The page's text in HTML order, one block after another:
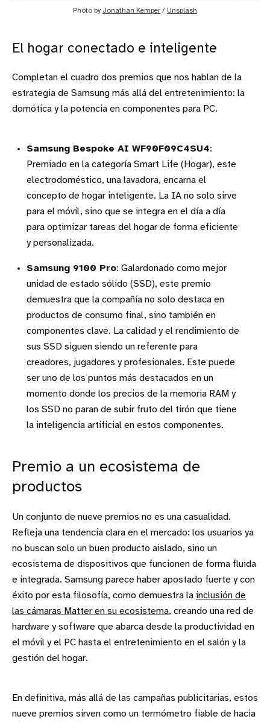
Photo by Jonathan Kemper / Unsplash
El hogar conectado e inteligente
Completan el cuadro dos premios que nos hablan de la
estrategia de Samsung más allá del entretenimiento: la
domótica y la potencia en componentes para PC.
Samsung Bespoke AI WF90F09C4SU4:
Premiado en la categoría Smart Life (Hogar), este
electrodoméstico, una lavadora, encarna el
concepto de hogar inteligente. La IA no solo sirve
para el móvil, sino que se integra en el día a día
para optimizar tareas del hogar de forma eficiente
y personalizada.
Samsung 9100 Pro: Galardonado como mejor
unidad de estado sólido (SSD), este premio
demuestra que la compañía no solo destaca en
productos de consumo final, sino también en
componentes clave. La calidad y el rendimiento de
sus SSD siguen siendo un referente para
creadores, jugadores y profesionales. Este puede
ser uno de los puntos más destacados en un
momento donde los precios de la memoria RAM y
los SSD no paran de subir fruto del tirón que tiene
la inteligencia artificial en estos componentes.
Premio a un ecosistema de
productos
Un conjunto de nueve premios no es una casualidad.
Refleja una tendencia clara en el mercado: los usuarios ya
no buscan solo un buen producto aislado, sino un
ecosistema de dispositivos que funcionen de forma fluida
e integrada. Samsung parece haber apostado fuerte y con
éxito por esta filosofía, como demuestra la inclusión de
las cámaras Matter en su ecosistema, creando una red de
hardware y software que abarca desde la productividad en
el móvil y el PC hasta el entretenimiento en el salón y la
gestión del hogar.
En definitiva, más allá de las campañas publicitarias, estos
nueve premios sirven como un termómetro fiable de hacia